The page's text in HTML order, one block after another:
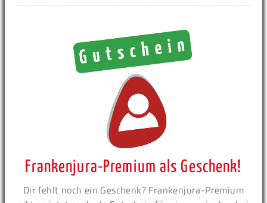
Frankenjura-Premium als Geschenk!
Dir fehlt noch ein Geschenk? Frankenjura-Premium